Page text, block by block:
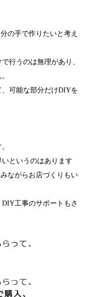
の手で作りたいと考え
行うのは無理があり、
可能な部分だけDIYを
というのはあります
ながらお店づくりもい
工事のサポートもさ